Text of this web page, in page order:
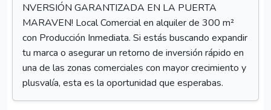
NVERSIÓN GARANTIZADA EN LA PUERTA
MARAVEN! Local Comercial en alquiler de 300 m²
con Producción Inmediata. Si estás buscando expandir
tu marca o asegurar un retorno de inversión rápido en
una de las zonas comerciales con mayor crecimiento y
plusvalía, esta es la oportunidad que esperabas.